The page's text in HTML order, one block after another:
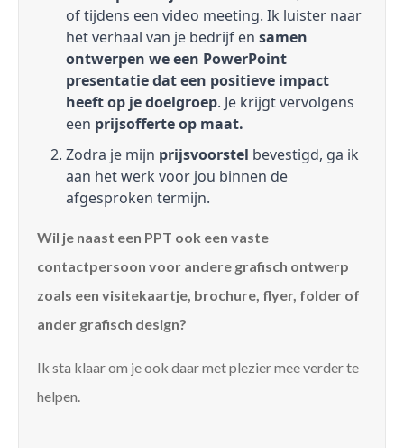
of tijdens een video meeting. Ik luister naar
het verhaal van je bedrijf en samen
ontwerpen we een PowerPoint
presentatie dat een positieve impact
heeft op je doelgroep. Je krijgt vervolgens
een prijsofferte op maat.
Zodra je mijn prijsvoorstel bevestigd, ga ik
aan het werk voor jou binnen de
afgesproken termijn.
Wil je naast een PPT ook een vaste
contactpersoon voor andere grafisch ontwerp
zoals een visitekaartje, brochure, flyer, folder of
ander grafisch design?
Ik sta klaar om je ook daar met plezier mee verder te
helpen.